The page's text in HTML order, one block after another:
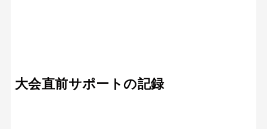
大会直前サポートの記録